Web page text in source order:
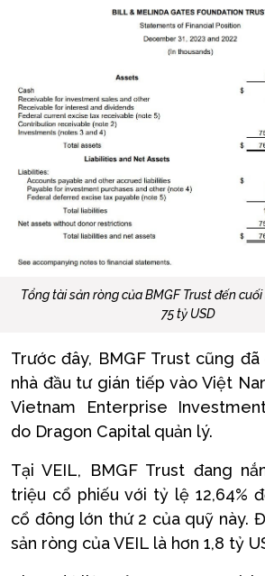
Tổng tài sản ròng của BMGF Trust đến
75 tỷ USD
Trước đây, BMGF Trust cũng
nhà đầu tư gián tiếp vào Việt
Vietnam Enterprise
do Dragon Capital quản lý.
Tại VEIL, BMGF Trust đang
triệu cổ phiếu với tỷ lệ 12,64%
cổ đông lớn thứ 2 của quỹ này.
sản ròng của VEIL là hơn 1,8 tỷ